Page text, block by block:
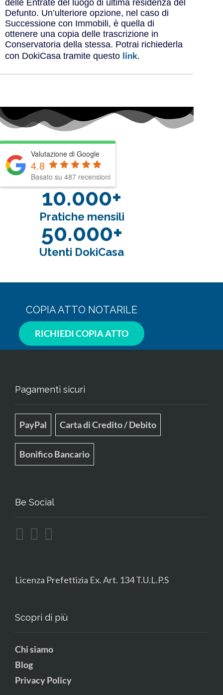
delle Entrate del luogo di ultima residenza del
Defunto. Un’ulteriore opzione, nel caso di
Successione con Immobili, è quella di
ottenere una copia delle trascrizione in
Conservatoria della stessa. Potrai richiederla
con DokiCasa tramite questo link.
Valutazione di Google
4.8
Basato su 487 recensioni
10.000+
Pratiche mensili
50.000+
Utenti DokiCasa
COPIA ATTO NOTARILE
RICHIEDI COPIA ATTO
Pagamenti sicuri
PayPal Carta di Credito / Debito
Bonifico Bancario
Be Social
Licenza Prefettizia Ex. Art. 134 T.U.L.P.S
Scopri di più
Chi siamo
Blog
Privacy Policy